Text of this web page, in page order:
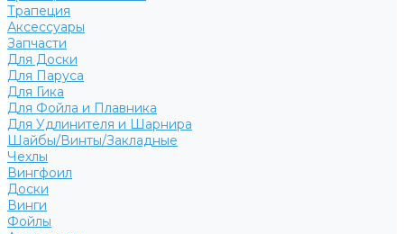
Трапеция
Аксессуары
Запчасти
Для Доски
Для Паруса
Для Гика
Для Фойла и Плавника
Для Удлинителя и Шарнира
Шайбы/Винты/Закладные
Чехлы
Вингфоил
Доски
Винги
Фойлы